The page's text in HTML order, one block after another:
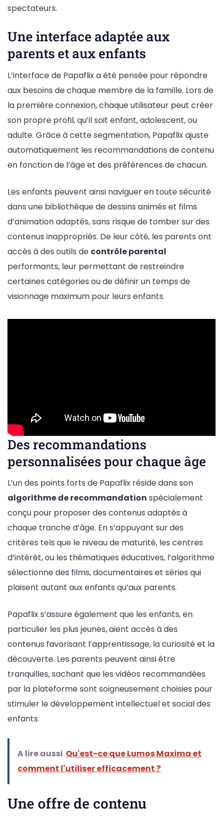
spectateurs.
Une interface adaptée aux
parents et aux enfants
L’interface de Papaflix a été pensée pour répondre
aux besoins de chaque membre de la famille. Lors de
la première connexion, chaque utilisateur peut créer
son propre profil, qu’il soit enfant, adolescent, ou
adulte. Grâce à cette segmentation, Papaflix ajuste
automatiquement les recommandations de contenu
en fonction de l’âge et des préférences de chacun.
Les enfants peuvent ainsi naviguer en toute sécurité
dans une bibliothèque de dessins animés et films
d’animation adaptés, sans risque de tomber sur des
contenus inappropriés. De leur côté, les parents ont
accès à des outils de contrôle parental
performants, leur permettant de restreindre
certaines catégories ou de définir un temps de
visionnage maximum pour leurs enfants.
Des recommandations
personnalisées pour chaque âge
L’un des points forts de Papaflix réside dans son
algorithme de recommandation spécialement
conçu pour proposer des contenus adaptés à
chaque tranche d’âge. En s’appuyant sur des
critères tels que le niveau de maturité, les centres
d’intérêt, ou les thématiques éducatives, l’algorithme
sélectionne des films, documentaires et séries qui
plaisent autant aux enfants qu’aux parents.
Papaflix s’assure également que les enfants, en
particulier les plus jeunes, aient accès à des
contenus favorisant l’apprentissage, la curiosité et la
découverte. Les parents peuvent ainsi être
tranquilles, sachant que les vidéos recommandées
par la plateforme sont soigneusement choisies pour
stimuler le développement intellectuel et social des
enfants.
A lire aussi Qu'est-ce que Lumos Maxima et
comment l'utiliser efficacement ?
Une offre de contenu